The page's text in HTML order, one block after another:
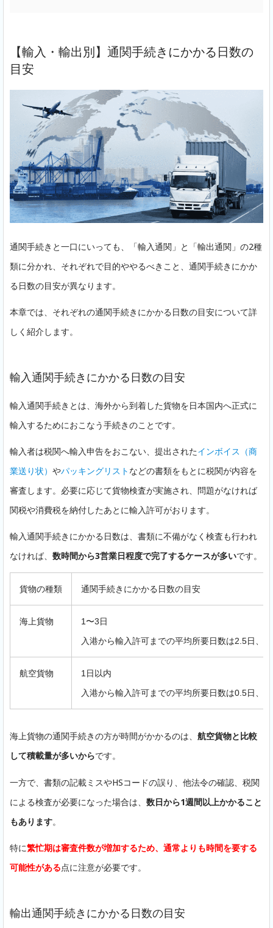
【輸入・輸出別】通関手続きにかかる日数の
目安
通関手続きと一口にいっても、「輸入通関」と「輸出通関」の2種
類に分かれ、それぞれで目的ややるべきこと、通関手続きにかか
る日数の目安が異なります。
本章では、それぞれの通関手続きにかかる日数の目安について詳
しく紹介します。
輸入通関手続きにかかる日数の目安
輸入通関手続きとは、海外から到着した貨物を日本国内へ正式に
輸入するためにおこなう手続きのことです。
輸入者は税関へ輸入申告をおこない、提出されたインボイス（商
業送り状） やパッキングリスト などの書類をもとに税関が内容を
審査します。必要に応じて貨物検査が実施され、問題がなければ
関税や消費税を納付したあとに輸入許可がおります。
輸入通関手続きにかかる日数は、書類に不備がなく検査も行われ
なければ、 数時間から3営業日程度で完了するケースが多いです。
貨物の種類 通関手続きにかかる日数の目安
海上貨物
1〜3日
入港から輸入許可までの平均所要日数は2.5日、
航空貨物
1日以内
入港から輸入許可までの平均所要日数は0.5日、
海上貨物の通関手続きの方が時間がかかるのは、 航空貨物と比較
して積載量が多いからです。
一方で、書類の記載ミスやHSコードの誤り、他法令の確認、税関
による検査が必要になった場合は、 数日から1週間以上かかること
もあります。
特に繁忙期は審査件数が増加するため、通常よりも時間を要する
可能性がある点に注意が必要です。
輸出通関手続きにかかる日数の目安